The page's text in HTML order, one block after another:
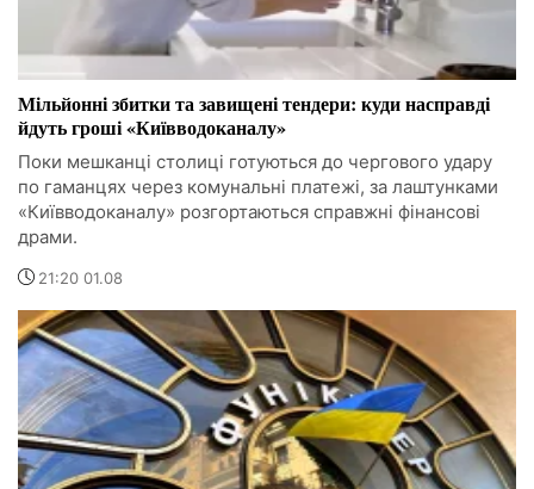
Мільйонні збитки та завищені тендери: куди насправді
йдуть гроші «Київводоканалу»
Поки мешканці столиці готуються до чергового удару
по гаманцях через комунальні платежі, за лаштунками
«Київводоканалу» розгортаються справжні фінансові
драми.
21:20 01.08